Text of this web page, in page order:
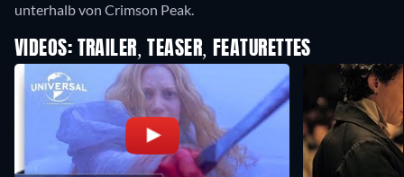
unterhalb von Crimson Peak.
VIDEOS: TRAILER, TEASER, FEATURETTES